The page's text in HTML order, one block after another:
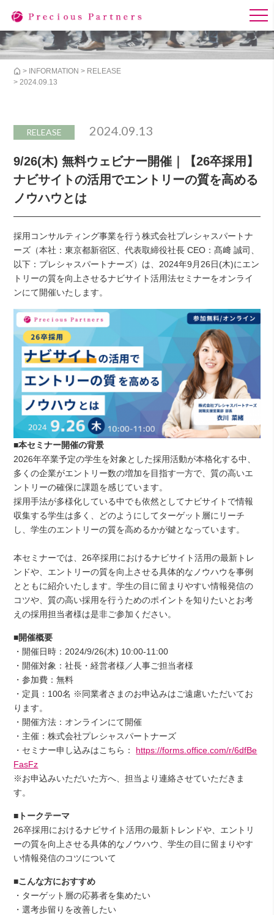
> INFORMATION > RELEASE
> 2024.09.13
RELEASE 2024.09.13
9/26(木) 無料ウェビナー開催｜【26卒採用】
ナビサイトの活用でエントリーの質を高める
ノウハウとは
採用コンサルティング事業を行う株式会社プレシャスパートナ
ーズ（本社：東京都新宿区、代表取締役社長 CEO：髙﨑 誠司、
以下：プレシャスパートナーズ）は、2024年9月26日(木)にエン
トリーの質を向上させるナビサイト活用法セミナーをオンライ
ンにて開催いたします。
■本セミナー開催の背景
2026年卒業予定の学生を対象とした採用活動が本格化する中、
多くの企業がエントリー数の増加を目指す一方で、質の高いエ
ントリーの確保に課題を感じています。
採用手法が多様化している中でも依然としてナビサイトで情報
収集する学生は多く、どのようにしてターゲット層にリーチ
し、学生のエントリーの質を高めるかが鍵となっています。
本セミナーでは、26卒採用におけるナビサイト活用の最新トレ
ンドや、エントリーの質を向上させる具体的なノウハウを事例
とともに紹介いたします。学生の目に留まりやすい情報発信の
コツや、質の高い採用を行うためのポイントを知りたいとお考
えの採用担当者様は是非ご参加ください。
■開催概要
・開催日時：2024/9/26(木) 10:00-11:00
・開催対象：社長・経営者様／人事ご担当者様
・参加費：無料
・定員：100名 ※同業者さまのお申込みはご遠慮いただいてお
ります。
・開催方法：オンラインにて開催
・主催：株式会社プレシャスパートナーズ
・セミナー申し込みはこちら： https://forms.office.com/r/6dfBe
FasFz
※お申込みいただいた方へ、担当より連絡させていただきま
す。
■ トークテーマ
26卒採用におけるナビサイト活用の最新トレンドや、エントリ
ーの質を向上させる具体的なノウハウ、学生の目に留まりやす
い情報発信のコツについて
■こんな方におすすめ
・ターゲット層の応募者を集めたい
・選考歩留りを改善したい